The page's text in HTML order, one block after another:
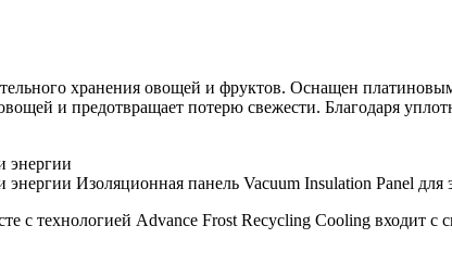
хранения овощей и фруктов. Оснащен
и предотвращает потерю свежести. Благодаря
Изоляционная панель Vacuum Insulation Panel для
с технологией Advance Frost Recycling Cooling